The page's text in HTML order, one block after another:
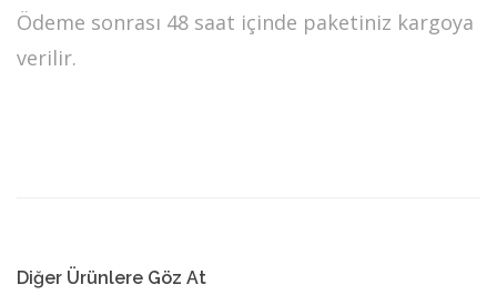
Ödeme sonrası 48 saat içinde paketiniz kargoya
verilir.
Diğer Ürünlere Göz At